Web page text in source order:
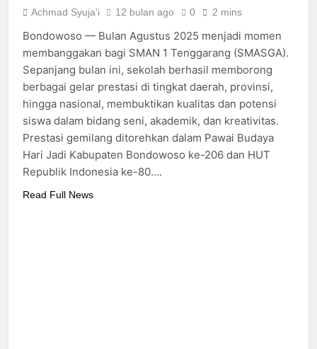
Achmad Syuja'i 12 bulan ago 0 2 mins
Bondowoso — Bulan Agustus 2025 menjadi momen
membanggakan bagi SMAN 1 Tenggarang (SMASGA).
Sepanjang bulan ini, sekolah berhasil memborong
berbagai gelar prestasi di tingkat daerah, provinsi,
hingga nasional, membuktikan kualitas dan potensi
siswa dalam bidang seni, akademik, dan kreativitas.
Prestasi gemilang ditorehkan dalam Pawai Budaya
Hari Jadi Kabupaten Bondowoso ke-206 dan HUT
Republik Indonesia ke-80….
Read Full News